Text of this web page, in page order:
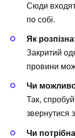
Сюди
по собі.
Як
Закритий
провини
Чи
Так,
звернутися
Чи